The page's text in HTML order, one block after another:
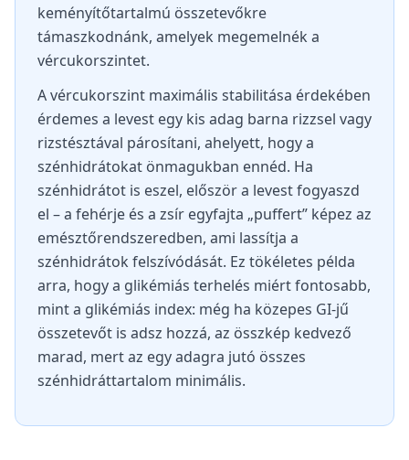
keményítőtartalmú összetevőkre
támaszkodnánk, amelyek megemelnék a
vércukorszintet.
A vércukorszint maximális stabilitása érdekében
érdemes a levest egy kis adag barna rizzsel vagy
rizstésztával párosítani, ahelyett, hogy a
szénhidrátokat önmagukban ennéd. Ha
szénhidrátot is eszel, először a levest fogyaszd
el – a fehérje és a zsír egyfajta „puffert” képez az
emésztőrendszeredben, ami lassítja a
szénhidrátok felszívódását. Ez tökéletes példa
arra, hogy a glikémiás terhelés miért fontosabb,
mint a glikémiás index: még ha közepes GI-jű
összetevőt is adsz hozzá, az összkép kedvező
marad, mert az egy adagra jutó összes
szénhidráttartalom minimális.